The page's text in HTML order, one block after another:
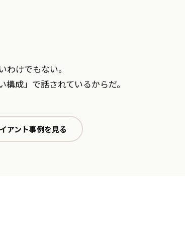
わけでもない。
成」で話されているからだ。
アント事例を見る